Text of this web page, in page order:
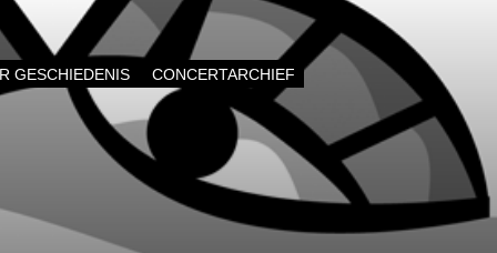
GESCHIEDENIS CONCERTARCHIEF